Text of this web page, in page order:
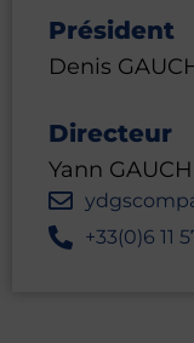
Président
Denis
Directeur
Yann
+33(0)6 11